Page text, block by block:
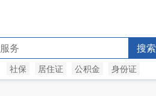
搜索
社保 居住证 公积金 身份证